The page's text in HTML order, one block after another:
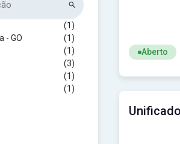
(1)
- GO
(1)
(1)
(3)
(1)
(1)
Aberto